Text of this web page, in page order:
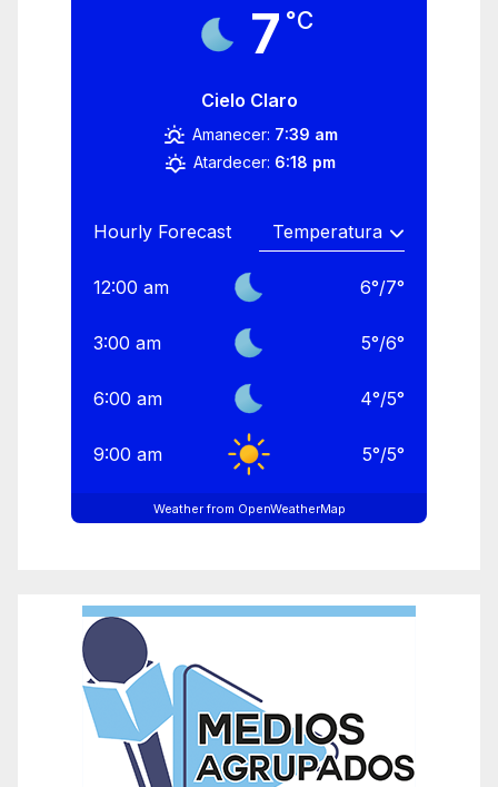
7 °C
Cielo Claro
Amanecer: 7:39 am
Atardecer: 6:18 pm
Hourly Forecast
12:00 am 6°/7°
3:00 am 5°/6°
6:00 am 4°/5°
9:00 am 5°/5°
Weather from OpenWeatherMap